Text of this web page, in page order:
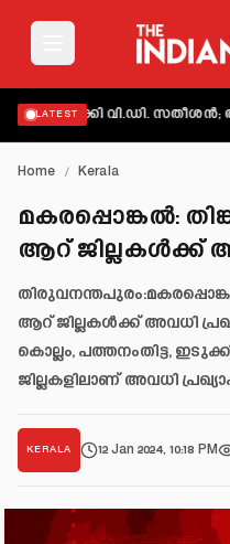
LATEST വി.ഡി. സതീശൻ;
Home / Kerala
മകരപ്പൊങ്കല്‍:
ആറ് ജില്ലകള്‍ക്ക്
ആറ് ജില്ലകള്‍ക്ക് അവധി
കൊല്ലം, പത്തനംതിട്ട,
ജില്ലകളിലാണ് അവധി
KERALA 12 Jan 2024, 10:18 PM